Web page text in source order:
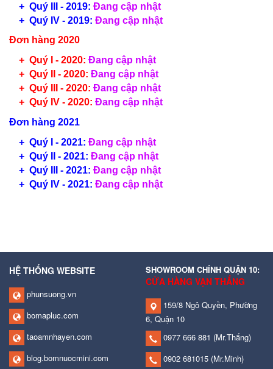
+ Quý III - 2019: Đang cập nhật
+ Quý IV - 2019: Đang cập nhật
Đơn hàng 2020
+ Quý I - 2020: Đang cập nhật
+ Quý II - 2020: Đang cập nhật
+ Quý III - 2020: Đang cập nhật
+ Quý IV - 2020: Đang cập nhật
Đơn hàng 2021
+ Quý I - 2021: Đang cập nhật
+ Quý II - 2021: Đang cập nhật
+ Quý III - 2021: Đang cập nhật
+ Quý IV - 2021: Đang cập nhật
HỆ THỐNG WEBSITE
phunsuong.vn
bomapluc.com
taoamnhayen.com
blog.bomnuocmini.com
SHOWROOM CHÍNH QUẬN 10:
CỬA HÀNG VẠN THẮNG
159/8 Ngô Quyền, Phường
6, Quận 10
0977 666 881 (Mr.Thắng)
0902 681015 (Mr.Minh)